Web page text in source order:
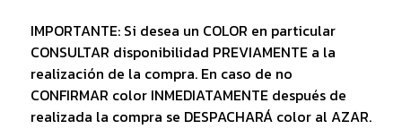
IMPORTANTE: Si desea un COLOR en particular
CONSULTAR disponibilidad PREVIAMENTE a la
realización de la compra. En caso de no
CONFIRMAR color INMEDIATAMENTE después de
realizada la compra se DESPACHARÁ color al AZAR.